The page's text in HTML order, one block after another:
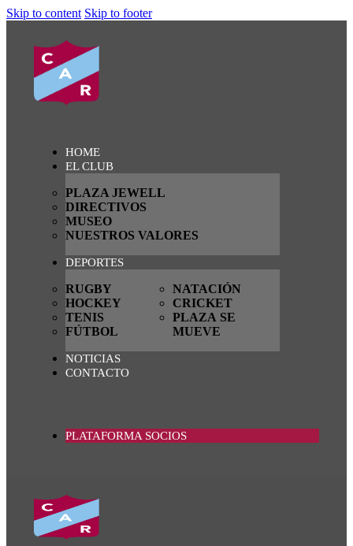
Skip to content Skip to footer
HOME
EL CLUB
PLAZA JEWELL
DIRECTIVOS
MUSEO
NUESTROS VALORES
DEPORTES
RUGBY
HOCKEY
TENIS
FÚTBOL
NATACIÓN
CRICKET
PLAZA SE
MUEVE
NOTICIAS
CONTACTO
PLATAFORMA SOCIOS